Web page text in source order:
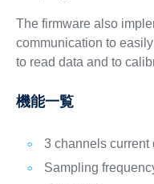
The firmware also
communication to
to read data and to
機能一覧
3 channels
Sampling